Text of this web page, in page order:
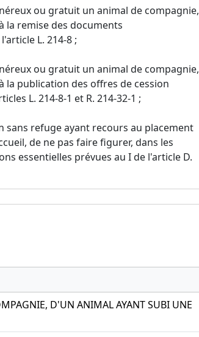
ou gratuit un animal de compagnie,
la remise des documents
L. 214-8 ;
ou gratuit un animal de compagnie,
la publication des offres de cession
L. 214-8-1 et R. 214-32-1 ;
refuge ayant recours au placement
de ne pas faire figurer, dans les
essentielles prévues au I de l'article D.
D'UN ANIMAL AYANT SUBI UNE